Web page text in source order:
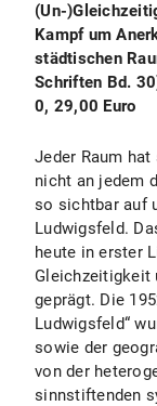
(Un-
Kampf um
städtischen
Schriften Bd.
0, 29,00 Euro
Jeder Raum
nicht an jedem
so sichtbar auf
Ludwigsfeld.
heute in erster
Gleichzeitigkeit
geprägt. Die
Ludwigsfeld“
sowie der
von der
sinnstiftenden